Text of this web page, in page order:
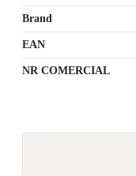
Brand
EAN
NR COMERCIAL